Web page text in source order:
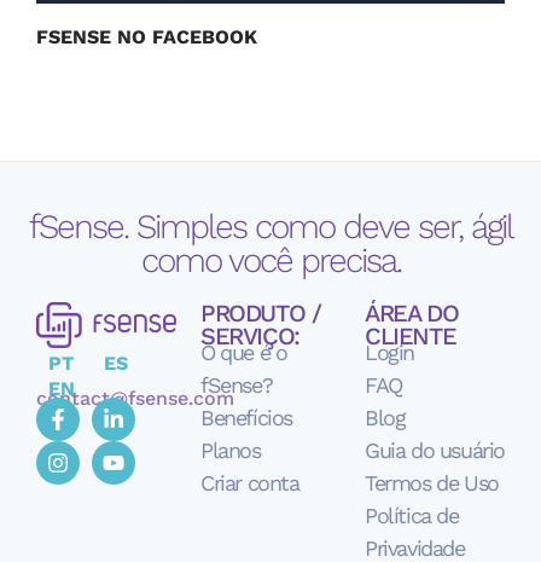
FSENSE NO FACEBOOK
fSense. Simples como deve ser, ágil
como você precisa.
PT
ES
EN
contact@fsense.com
PRODUTO /
SERVIÇO:
O que é o
fSense?
Benefícios
Planos
Criar conta
ÁREA DO
CLIENTE
Login
FAQ
Blog
Guia do usuário
Termos de Uso
Política de
Privavidade